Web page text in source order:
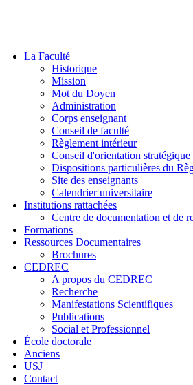
La Faculté
Historique
Mission
Mot du Doyen
Administration
Corps enseignant
Conseil de faculté
Règlement intérieur
Conseil d'orientation stratégique
Dispositions particulières du
Site des enseignants
Calendrier universitaire
Institutions rattachées
Centre de documentation et de
Formations
Ressources Documentaires
Brochures
CEDREC
A propos du CEDREC
Recherche
Manifestations Scientifiques
Publications
Social et Professionnel
École doctorale
Anciens
USJ
Contact